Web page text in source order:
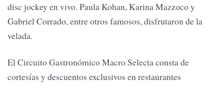
disc jockey en vivo. Paula Kohan, Karina Mazzoco y
Gabriel Corrado, entre otros famosos, disfrutaron de la
velada.
El Circuito Gastronómico Macro Selecta consta de
cortesías y descuentos exclusivos en restaurantes